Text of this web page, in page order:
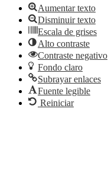
Aumentar texto
Disminuir texto
Escala de grises
Alto contraste
Contraste negativo
Fondo claro
Subrayar enlaces
Fuente legible
Reiniciar